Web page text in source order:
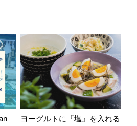
ヨーグルトに『塩』を入れる